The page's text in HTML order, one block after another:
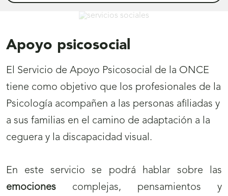
Servicios Sociales
Apoyo psicosocial
El Servicio de Apoyo Psicosocial de la ONCE
tiene como objetivo que los profesionales de la
Psicología acompañen a las personas afiliadas y
a sus familias en el camino de adaptación a la
ceguera y la discapacidad visual.
En este servicio se podrá hablar sobre las
emociones complejas, pensamientos y